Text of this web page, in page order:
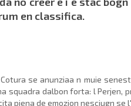
en classifica.
se anunziaa n muie
squadra dalbon forta: l Perjen,
piena de emozion nesciugn se